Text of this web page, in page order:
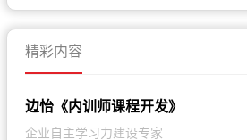
精彩内容
边怡《内训师课程开发》
企业自主学习力建设专家